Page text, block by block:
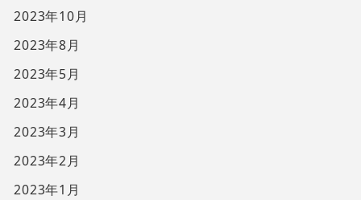
2023年10月
2023年8月
2023年5月
2023年4月
2023年3月
2023年2月
2023年1月